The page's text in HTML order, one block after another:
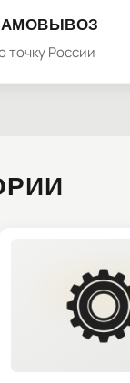
точку России